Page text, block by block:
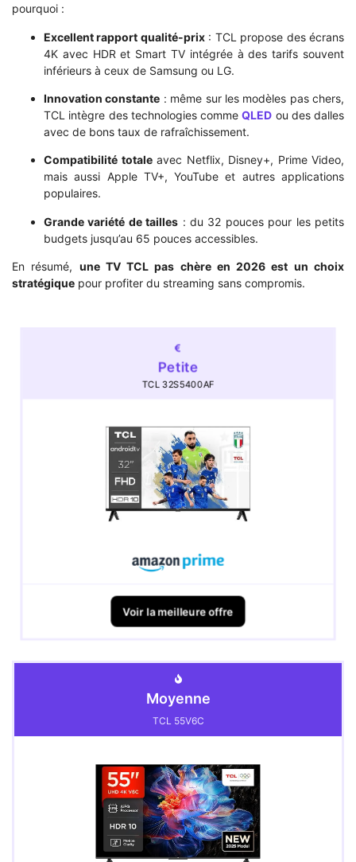
pourquoi :
Excellent rapport qualité-prix: TCL propose des écrans
4K avec HDR et Smart TV intégrée à des tarifs souvent
inférieurs à ceux de Samsung ou LG.
Innovation constante : même sur les modèles pas chers,
TCL intègre des technologies commeQLED ou des dalles
avec de bons taux de rafraîchissement.
Compatibilité totaleavec Netflix, Disney+, Prime Video,
mais aussi Apple TV+, YouTube et autres applications
populaires.
Grande variété de tailles : du 32 pouces pour les petits
budgets jusqu’au 65 pouces accessibles.
En résumé, une TV TCL pas chère en 2026 est un choix
stratégique pour profiter du streaming sans compromis.
Petite
TCL 32S5400AF
Voir la meilleure offre
Moyenne
TCL 55V6C